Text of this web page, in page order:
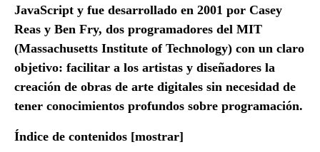
JavaScript y fue desarrollado en 2001 por Casey
Reas y Ben Fry, dos programadores del MIT
(Massachusetts Institute of Technology) con un claro
objetivo: facilitar a los artistas y diseñadores la
creación de obras de arte digitales sin necesidad de
tener conocimientos profundos sobre programación.
Índice de contenidos [mostrar]